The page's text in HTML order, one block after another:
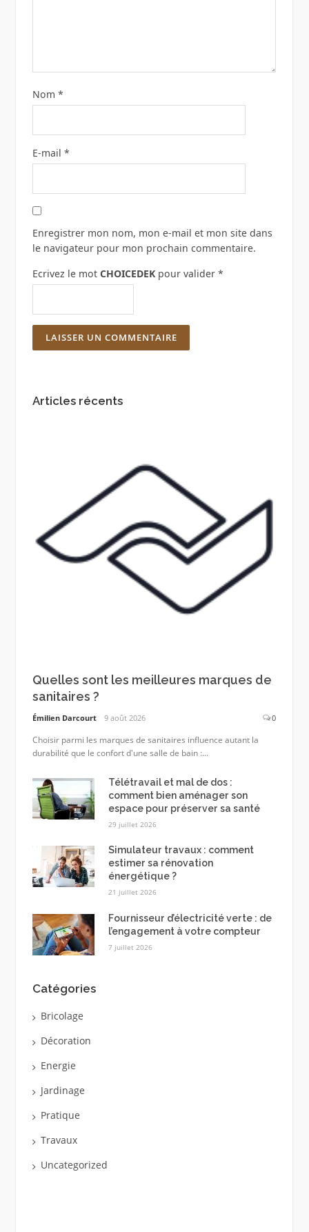
Nom *
E-mail *
Enregistrer mon nom, mon e-mail et mon site dans
le navigateur pour mon prochain commentaire.
Ecrivez le mot CHOICEDEKpour valider *
Articles récents
Quelles sont les meilleures marques de
sanitaires ?
Émilien Darcourt 9 août 2026 0
Choisir parmi les marques de sanitaires influence autant la
durabilité que le confort d'une salle de bain :...
Télétravail et mal de dos :
comment bien aménager son
espace pour préserver sa santé
29 juillet 2026
Simulateur travaux : comment
estimer sa rénovation
énergétique ?
21 juillet 2026
Fournisseur d’électricité verte : de
l’engagement à votre compteur
7 juillet 2026
Catégories
Bricolage
Décoration
Energie
Jardinage
Pratique
Travaux
Uncategorized